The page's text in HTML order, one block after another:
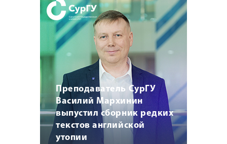
Преподаватель СурГУ
Василий Мархинин
выпустил сборник редких
текстов английской
утопии